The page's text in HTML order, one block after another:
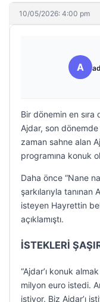
10/05/2026: 4:00 pm
A
Bir dönemin en sıra
Ajdar, son
zaman sahne alan
programına konuk
Daha önce “Nane
şarkılarıyla tanınan
isteyen Hayrettin
açıklamıştı.
İSTEKLERİ
“Ajdar’ı konuk
milyon euro istedi.
istiyor. Biz Ajdar’ı